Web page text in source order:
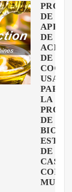
DE
DE
DE
PARA
LA
DE
DE
CASO